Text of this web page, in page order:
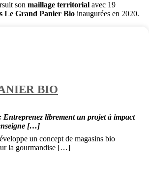
son maillage territorial avec 19
Le Grand Panier Bio inaugurées en 2020.
BIO
librement un projet à impact
[…]
un concept de magasins bio
la gourmandise […]